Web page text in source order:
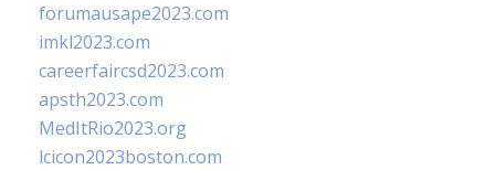
forumausape2023.com
imkl2023.com
careerfaircsd2023.com
apsth2023.com
MedItRio2023.org
lcicon2023boston.com